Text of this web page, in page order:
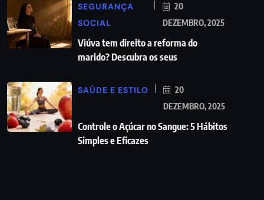
SEGURANÇA
SOCIAL
20
DEZEMBRO, 2025
Viúva tem direito a reforma do
marido? Descubra os seus
SAÚDE E ESTILO
20
DEZEMBRO, 2025
Controle o Açúcar no Sangue: 5 Hábitos
Simples e Eficazes